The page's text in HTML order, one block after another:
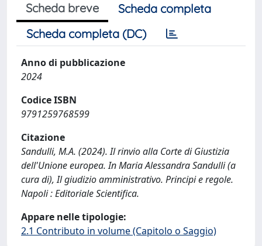
Scheda breve
Scheda completa
Scheda completa (DC)
Anno di pubblicazione
2024
Codice ISBN
9791259768599
Citazione
Sandulli, M.A. (2024). Il rinvio alla Corte di Giustizia
dell'Unione europea. In Maria Alessandra Sandulli (a
cura di), Il giudizio amministrativo. Principi e regole.
Napoli : Editoriale Scientifica.
Appare nelle tipologie:
2.1 Contributo in volume (Capitolo o Saggio)